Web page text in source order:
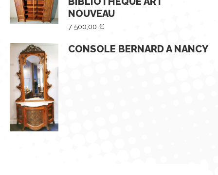
NOUVEAU
7 500,00 €
CONSOLE BERNARD A NANCY